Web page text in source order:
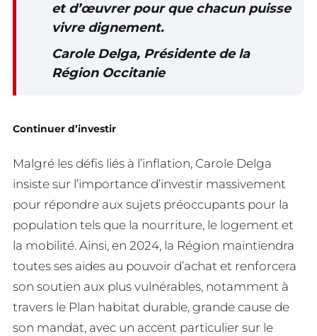
et d’œuvrer pour que chacun puisse
vivre dignement.
Carole Delga, Présidente de la
Région Occitanie
Continuer d’investir
Malgré les défis liés à l’inflation, Carole Delga
insiste sur l’importance d’investir massivement
pour répondre aux sujets préoccupants pour la
population tels que la nourriture, le logement et
la mobilité. Ainsi, en 2024, la Région maintiendra
toutes ses aides au pouvoir d’achat et renforcera
son soutien aux plus vulnérables, notamment à
travers le Plan habitat durable, grande cause de
son mandat, avec un accent particulier sur le